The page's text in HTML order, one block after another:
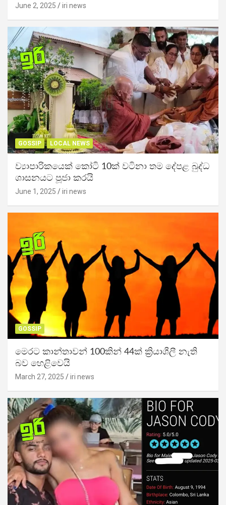
June 2, 2025 iri news
GOSSIP LOCAL NEWS
ව්‍යාපාරිකයෙක් කෝටි 10ක් වටිනා තම දේපළ බුද්ධ
ශාසනයට පූජා කරයි
June 1, 2025 iri news
GOSSIP
මෙරට කාන්තාවන් 100කින් 44ක් ක්‍රියාශීලී නැති
බව හෙළිවෙයි
March 27, 2025 iri news